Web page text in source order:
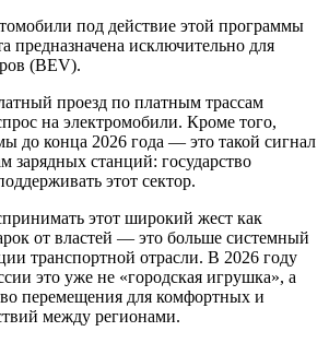
под действие этой программы
предназначена исключительно для
(BEV).
проезд по платным трассам
на электромобили. Кроме того,
до конца 2026 года — это такой сигнал
зарядных станций: государство
этот сектор.
этот широкий жест как
от властей — это больше системный
транспортной отрасли. В 2026 году
это уже не «городская игрушка», а
перемещения для комфортных и
между регионами.